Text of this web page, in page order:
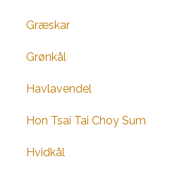
Græskar
Grønkål
Havlavendel
Hon Tsai Tai Choy Sum
Hvidkål